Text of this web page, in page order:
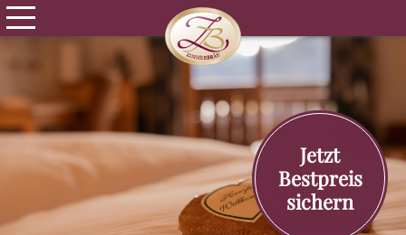
Jetzt
Bestpreis
sichern